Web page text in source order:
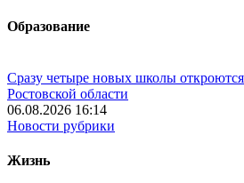
Образование
Сразу четыре новых школы откроются
Ростовской области
06.08.2026 16:14
Новости рубрики
Жизнь